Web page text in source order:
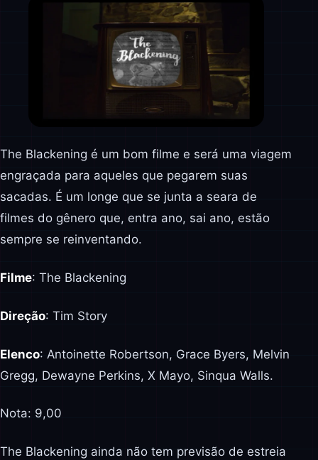
The Blackening é um bom filme e será uma viagem
engraçada para aqueles que pegarem suas
sacadas. É um longe que se junta a seara de
filmes do gênero que, entra ano, sai ano, estão
sempre se reinventando.
Filme: The Blackening
Direção: Tim Story
Elenco: Antoinette Robertson, Grace Byers, Melvin
Gregg, Dewayne Perkins, X Mayo, Sinqua Walls.
Nota: 9,00
The Blackening ainda não tem previsão de estreia